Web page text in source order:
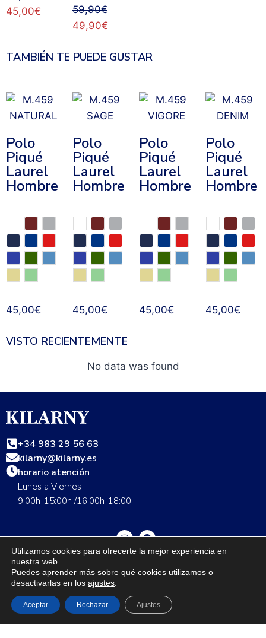
45,00€ 59,90€
49,90€
TAMBIÉN TE PUEDE GUSTAR
Polo
Piqué
Laurel
Hombre
45,00€
Polo
Piqué
Laurel
Hombre
45,00€
Polo
Piqué
Laurel
Hombre
45,00€
Polo
Piqué
Laurel
Hombre
45,00€
VISTO RECIENTEMENTE
No data was found
+34 983 29 56 63
kilarny@kilarny.es
horario atención
Lunes a Viernes
9:00h-15:00h /16:00h-18:00
Guía de talla Envíos Cambios y devoluciones
Nuestras tiendas
Contáctanos
Política de privacidad
Aviso legal
Utilizamos cookies para ofrecerte la mejor experiencia en
nuestra web.
Puedes aprender más sobre qué cookies utilizamos o
desactivarlas en los ajustes
Aceptar Rechazar Ajustes